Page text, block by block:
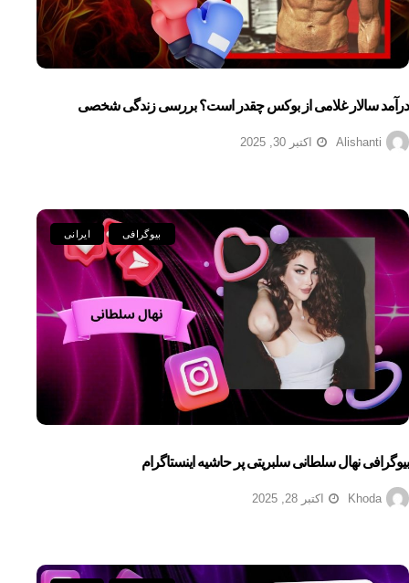
درآمد سالار غلامی از بوکس چقدر است؟ بررسی زندگی شخصی
Alishanti اکتبر 30, 2025
ایرانی بیوگرافی
بیوگرافی نهال سلطانی سلبریتی پر حاشیه اینستاگرام
Khoda اکتبر 28, 2025